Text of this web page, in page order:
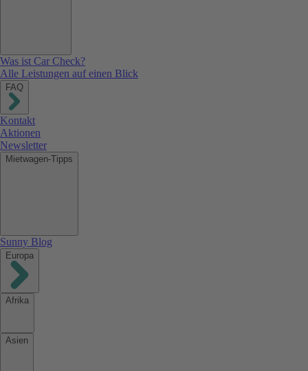
Was ist Car Check?
Alle Leistungen auf einen Blick
FAQ
Kontakt
Aktionen
Newsletter
Mietwagen-Tipps
Sunny Blog
Europa
Afrika
Asien